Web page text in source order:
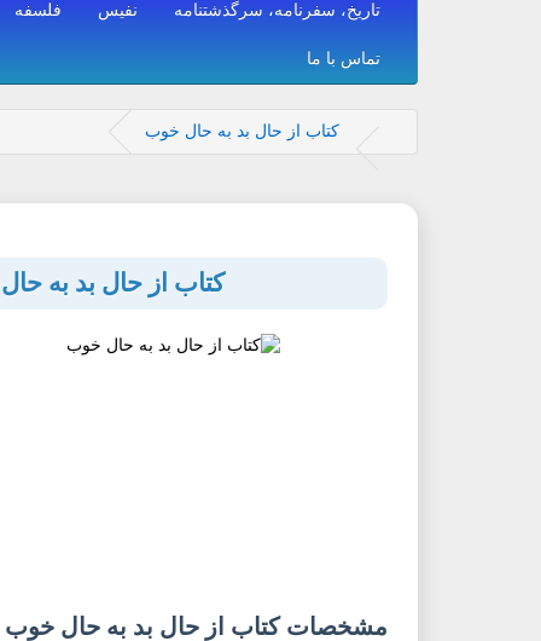
تاریخ، سفرنامه، سرگذشتنامه نفیس فلسفه
تماس با ما
کتاب از حال بد به حال خوب
کتاب از حال بد به
مشخصات کتاب از حال بد به حال خوب